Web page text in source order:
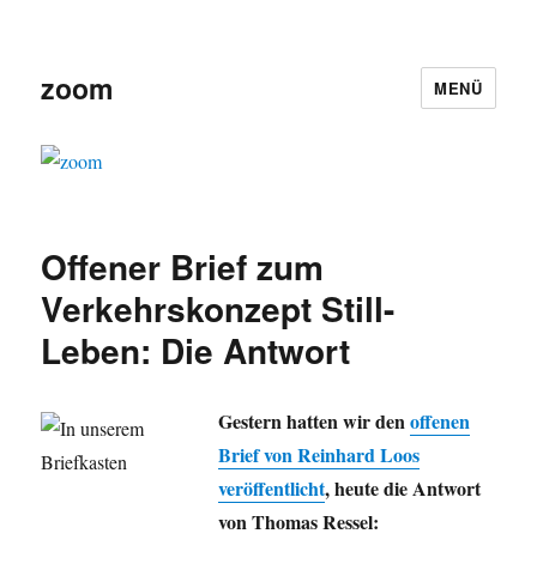
zoom MENÜ
Offener Brief zum
Verkehrskonzept Still-
Leben: Die Antwort
Gestern hatten wir denoffenen
Brief von Reinhard Loos
veröffentlicht, heute die Antwort
von Thomas Ressel: